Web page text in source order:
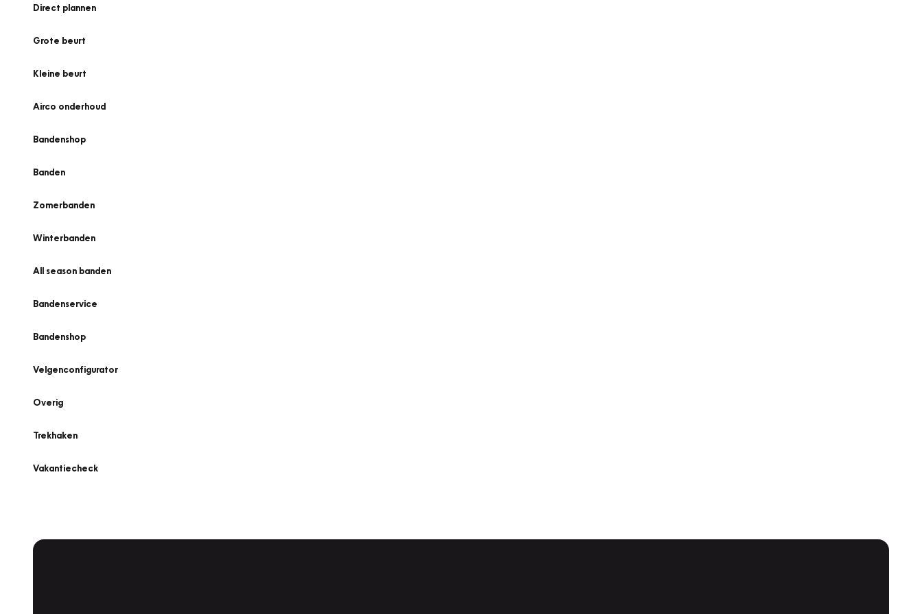
Direct plannen
Grote beurt
Kleine beurt
Airco onderhoud
Bandenshop
Banden
Zomerbanden
Winterbanden
All season banden
Bandenservice
Bandenshop
Velgenconfigurator
Overig
Trekhaken
Vakantiecheck